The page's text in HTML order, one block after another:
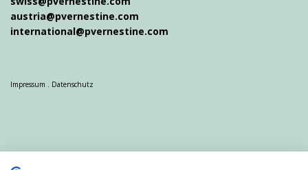
austria@pvernestine.com
international@pvernestine.com
Impressum . Datenschutz